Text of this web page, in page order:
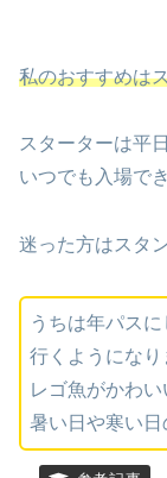
私のおすすめは
スターターは平
いつでも入場で
迷った方はスタ
うちは年パスに
行くようになり
レゴ魚がかわい
暑い日や寒い